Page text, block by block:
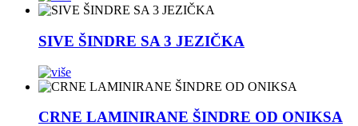
SIVE ŠINDRE SA 3 JEZIČKA
CRNE LAMINIRANE ŠINDRE OD ONIKSA